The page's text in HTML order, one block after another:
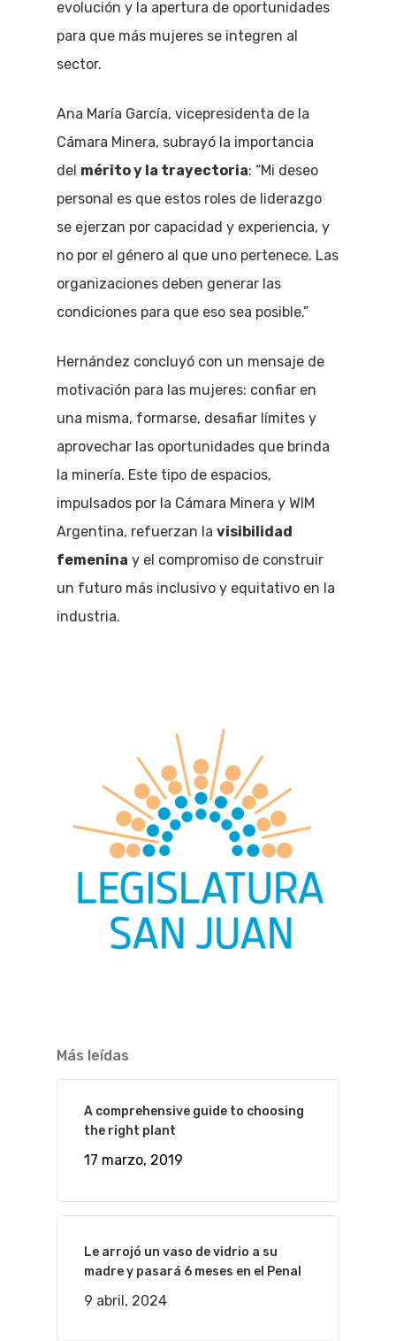
evolución y la apertura de oportunidades
para que más mujeres se integren al
sector.
Ana María García, vicepresidenta de la
Cámara Minera, subrayó la importancia
del mérito y la trayectoria: “Mi deseo
personal es que estos roles de liderazgo
se ejerzan por capacidad y experiencia, y
no por el género al que uno pertenece. Las
organizaciones deben generar las
condiciones para que eso sea posible.”
Hernández concluyó con un mensaje de
motivación para las mujeres: confiar en
una misma, formarse, desafiar límites y
aprovechar las oportunidades que brinda
la minería. Este tipo de espacios,
impulsados por la Cámara Minera y WIM
Argentina, refuerzan la visibilidad
femenina y el compromiso de construir
un futuro más inclusivo y equitativo en la
industria.
Más leídas
A comprehensive guide to choosing
the right plant
17 marzo, 2019
Le arrojó un vaso de vidrio a su
madre y pasará 6 meses en el Penal
9 abril, 2024